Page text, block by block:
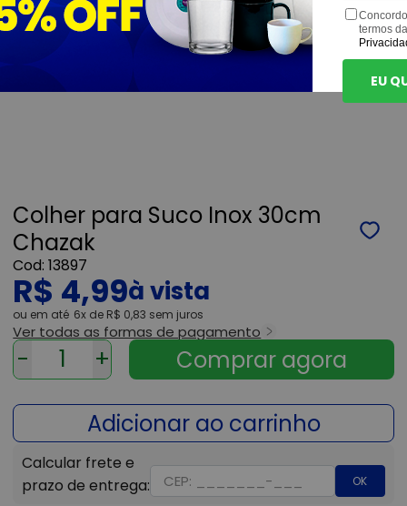
Colher para Suco Inox 30cm
Chazak
13897
R$ 4,99
ou 6x de R$ 0,83 sem juros
Ver todas as formas de pagamento
- +
OK
termos
EU